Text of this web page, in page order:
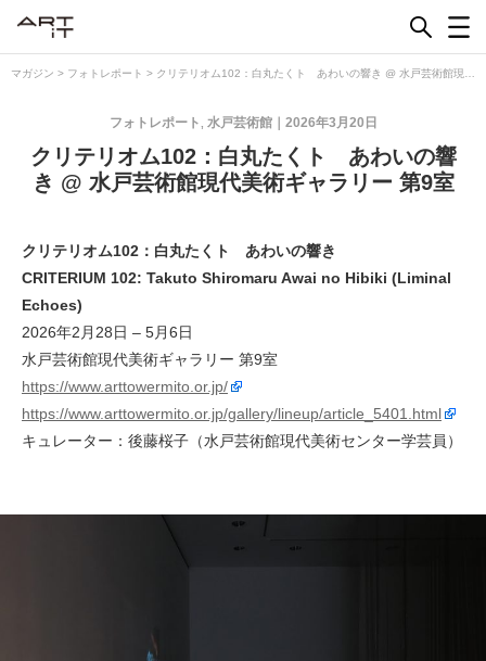
マガジン > フォトレポート > クリテリオム102：白丸たくト あわいの響き @ 水戸芸術館現代
2026年3月20日
フォトレポート 水戸芸術館
クリテリオム102：白丸たくト あわいの響
き @ 水戸芸術館現代美術ギャラリー 第9室
クリテリオム102：白丸たくト あわいの響き
CRITERIUM 102: Takuto Shiromaru Awai no Hibiki (Liminal
Echoes)
2026年2月28日 – 5月6日
水戸芸術館現代美術ギャラリー 第9室
https://www.arttowermito.or.jp/
https://www.arttowermito.or.jp/gallery/lineup/article_5401.html
キュレーター：後藤桜子（水戸芸術館現代美術センター学芸員）